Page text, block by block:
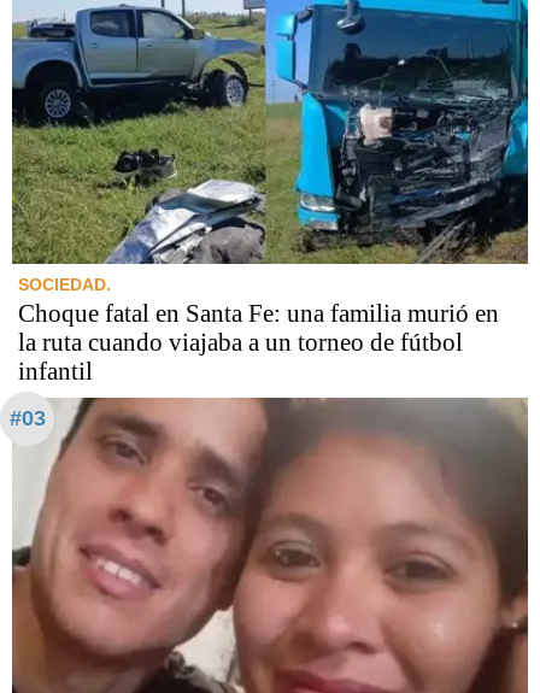
SOCIEDAD.
Choque fatal en Santa Fe: una familia murió en
la ruta cuando viajaba a un torneo de fútbol
infantil
#03